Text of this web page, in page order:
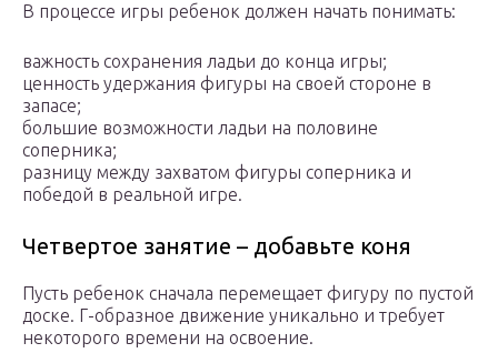
В процессе игры ребенок должен начать понимать:
важность сохранения ладьи до конца игры;
ценность удержания фигуры на своей стороне в
запасе;
большие возможности ладьи на половине
соперника;
разницу между захватом фигуры соперника и
победой в реальной игре.
Четвертое занятие – добавьте коня
Пусть ребенок сначала перемещает фигуру по пустой
доске. Г-образное движение уникально и требует
некоторого времени на освоение.